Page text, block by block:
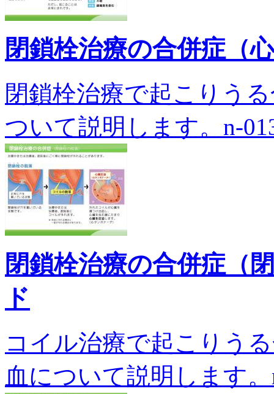
閉鎖栓治療の合併症（
閉鎖栓治療で起こりう
ついて説明します。n-
閉鎖栓治療の合併症（
ド
コイル治療で起こりう
血について説明します